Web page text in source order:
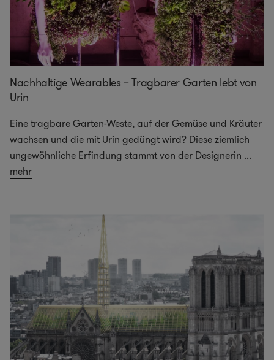
Nachhaltige Wearables – Tragbarer Garten lebt von
Urin
Eine tragbare Garten-Weste, auf der Gemüse und Kräuter
wachsen und die mit Urin gedüngt wird? Diese ziemlich
ungewöhnliche Erfindung stammt von der Designerin ...
mehr